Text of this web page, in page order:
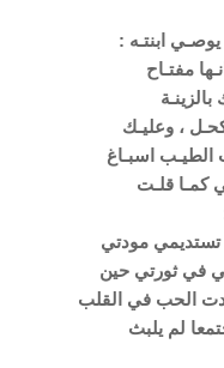
يوصـي ابنتـه :
مفتـاح
، وعليـك
الطيـب اسبـاغ
كمـا قلـت
مودتي
في ثورتي حين
الحب في القلب
لم يلبث